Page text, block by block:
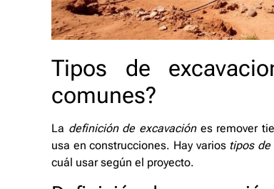
Tipos de
comunes?
La definición de excavaciónes remover
usa en construcciones. Hay varios tipos de
cuál usar según el proyecto.